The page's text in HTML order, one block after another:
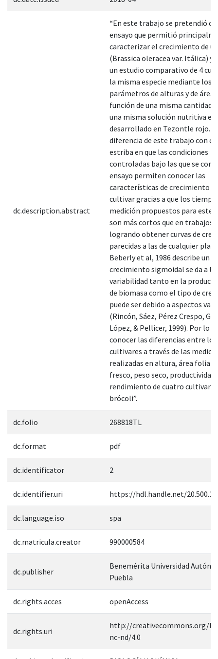
dc.description.abstract
“En este trabajo se pretendió
ensayo que permitió
caracterizar el crecimiento de
(Brassica oleracea var. Itálica) y
un estudio comparativo de 4
la misma especie mediante los
parámetros de alturas y de área
función de una misma cantidad
una misma solución nutritiva
desarrollado en Tezontle rojo.
diferencia de este trabajo con
estriba en que las condiciones
controladas bajo las que se
ensayo permiten conocer las
características de crecimiento
cultivar gracias a que los
medición propuestos para este
son más cortos que en trabajos
logrando obtener curvas de
parecidas a las de cualquier
Beberly et al, 1986 describe un
crecimiento sigmoidal se da a
variabilidad tanto en la
de biomasa como el tipo de
puede ser debido a aspectos
(Rincón, Sáez, Pérez Crespo,
López, & Pellicer, 1999). Por lo
conocer las diferencias entre los
cultivares a través de las
realizadas en altura, área foliar,
fresco, peso seco, productividad
rendimiento de cuatro
brócoli”.
dc.folio 268818TL
dc.format pdf
dc.identificator 2
dc.identifier.uri https://hdl.handle.net/
dc.language.iso spa
dc.matricula.creator 990000584
dc.publisher
Benemérita Universidad
Puebla
dc.rights.acces openAccess
dc.rights.uri
http://creativecommons.org/
nc-nd/4.0